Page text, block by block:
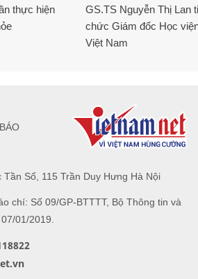
thực hiện
GS.TS Nguyễn Thị Lan
chức Giám đốc Học
Việt Nam
Số, 115 Trần Duy Hưng Hà Nội
chí: Số 09/GP-BTTTT, Bộ Thông tin và
01/2019.